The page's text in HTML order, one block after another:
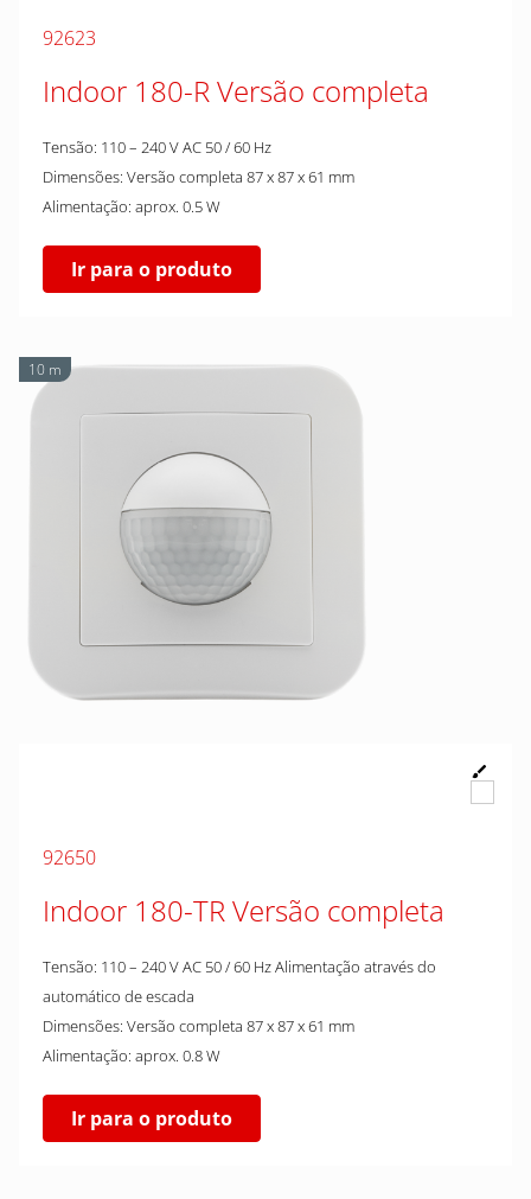
92623
Indoor 180-R Versão completa
Tensão: 110 – 240 V AC 50 / 60 Hz
Dimensões: Versão completa 87 x 87 x 61 mm
Alimentação: aprox. 0.5 W
Ir para o produto
10 m
92650
Indoor 180-TR Versão completa
Tensão: 110 – 240 V AC 50 / 60 Hz Alimentação através do
automático de escada
Dimensões: Versão completa 87 x 87 x 61 mm
Alimentação: aprox. 0.8 W
Ir para o produto